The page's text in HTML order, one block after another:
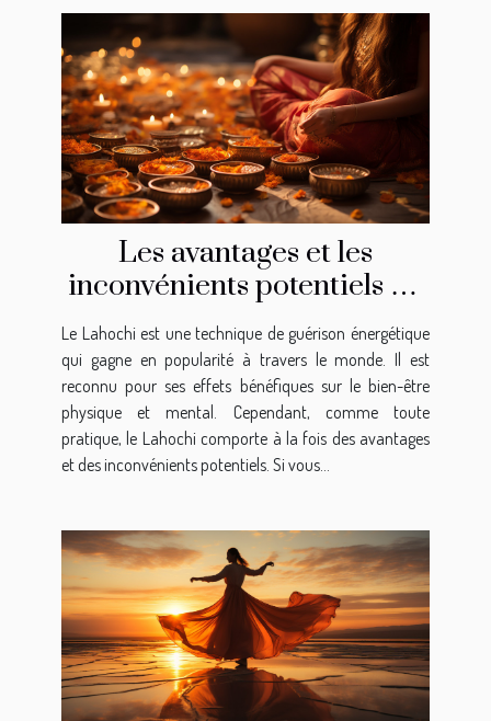
Les avantages et les
inconvénients potentiels de
la pratique du Lahochi
Le Lahochi est une technique de guérison énergétique
qui gagne en popularité à travers le monde. Il est
reconnu pour ses effets bénéfiques sur le bien-être
physique et mental. Cependant, comme toute
pratique, le Lahochi comporte à la fois des avantages
et des inconvénients potentiels. Si vous...